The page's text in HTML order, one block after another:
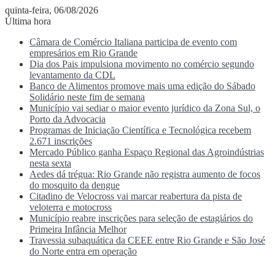
quinta-feira, 06/08/2026
Última hora
Câmara de Comércio Italiana participa de evento com
empresários em Rio Grande
Dia dos Pais impulsiona movimento no comércio segundo
levantamento da CDL
Banco de Alimentos promove mais uma edição do Sábado
Solidário neste fim de semana
Município vai sediar o maior evento jurídico da Zona Sul, o
Porto da Advocacia
Programas de Iniciação Científica e Tecnológica recebem
2.671 inscrições
Mercado Público ganha Espaço Regional das Agroindústrias
nesta sexta
Aedes dá trégua: Rio Grande não registra aumento de focos
do mosquito da dengue
Citadino de Velocross vai marcar reabertura da pista de
veloterra e motocross
Município reabre inscrições para seleção de estagiários do
Primeira Infância Melhor
Travessia subaquática da CEEE entre Rio Grande e São José
do Norte entra em operação